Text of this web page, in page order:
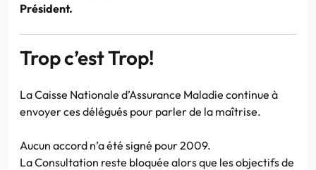
Président.
Trop c’est Trop!
La Caisse Nationale d’Assurance Maladie continue à
envoyer ces délégués pour parler de la maîtrise.
Aucun accord n’a été signé pour 2009.
La Consultation reste bloquée alors que les objectifs de